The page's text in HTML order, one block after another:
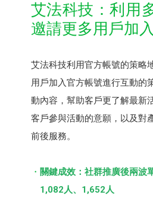
艾法科技：利⽤
邀請更多⽤⼾加
艾法科技利用官方帳號的策略
用戶加入官方帳號進行互動的
動內容，幫助客戶更了解最新
客戶參與活動的意願，以及對
前後服務。
關鍵成效：社群推廣後兩波
1,082⼈、1,652⼈